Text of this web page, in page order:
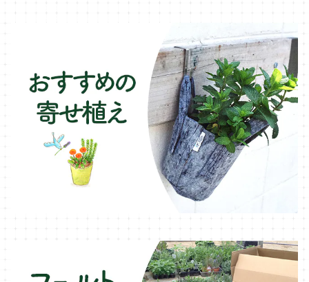
ラベンダー・ハーブ苗
ローズマリー・ハーブ苗
ガーデンベジタ・イタリア野菜